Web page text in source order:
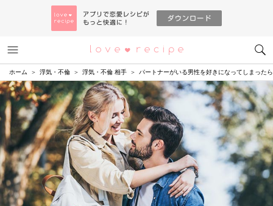
恋愛レシピ
ホーム 浮気・不倫 浮気・不倫 相手 パートナーがいる男性を好きになってしまった